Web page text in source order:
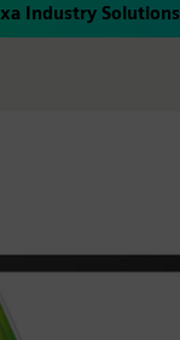
Industry Solutions